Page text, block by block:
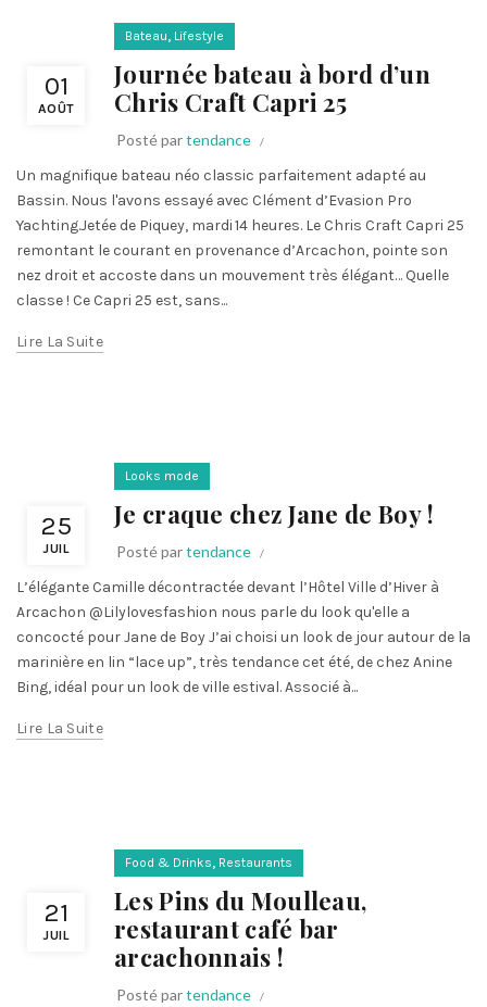
01
AOÛT
Bateau, Lifestyle
Journée bateau à bord d’un
Chris Craft Capri 25
Posté partendance
Un magnifique bateau néo classic parfaitement adapté au
Bassin. Nous l'avons essayé avec Clément d’Evasion Pro
Yachting.Jetée de Piquey, mardi 14 heures. Le Chris Craft Capri 25
remontant le courant en provenance d’Arcachon, pointe son
nez droit et accoste dans un mouvement très élégant… Quelle
classe ! Ce Capri 25 est, sans...
Lire La Suite
25
JUIL
Looks mode
Je craque chez Jane de Boy !
Posté partendance
L’élégante Camille décontractée devant l’Hôtel Ville d’Hiver à
Arcachon @Lilylovesfashion nous parle du look qu'elle a
concocté pour Jane de Boy J’ai choisi un look de jour autour de la
marinière en lin “lace up”, très tendance cet été, de chez Anine
Bing, idéal pour un look de ville estival. Associé à...
Lire La Suite
21
JUIL
Food & Drinks, Restaurants
Les Pins du Moulleau,
restaurant café bar
arcachonnais !
Posté partendance